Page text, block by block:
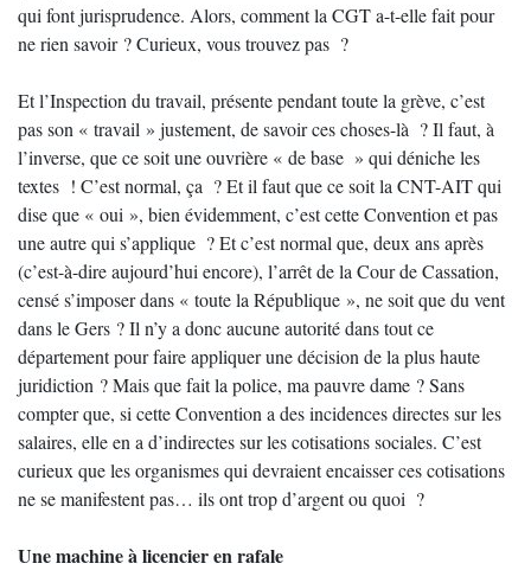
qui font jurisprudence. Alors, comment la CGT a-t-elle fait pour
ne rien savoir ? Curieux, vous trouvez pas ?
Et l’Inspection du travail, présente pendant toute la grève, c’est
pas son « travail » justement, de savoir ces choses-là ? Il faut, à
l’inverse, que ce soit une ouvrière « de base » qui déniche les
textes ! C’est normal, ça ? Et il faut que ce soit la CNT-AIT qui
dise que « oui », bien évidemment, c’est cette Convention et pas
une autre qui s’applique ? Et c’est normal que, deux ans après
(c’est-à-dire aujourd’hui encore), l’arrêt de la Cour de Cassation,
censé s’imposer dans « toute la République », ne soit que du vent
dans le Gers ? Il n’y a donc aucune autorité dans tout ce
département pour faire appliquer une décision de la plus haute
juridiction ? Mais que fait la police, ma pauvre dame ? Sans
compter que, si cette Convention a des incidences directes sur les
salaires, elle en a d’indirectes sur les cotisations sociales. C’est
curieux que les organismes qui devraient encaisser ces cotisations
ne se manifestent pas… ils ont trop d’argent ou quoi ?
Une machine à licencier en rafale